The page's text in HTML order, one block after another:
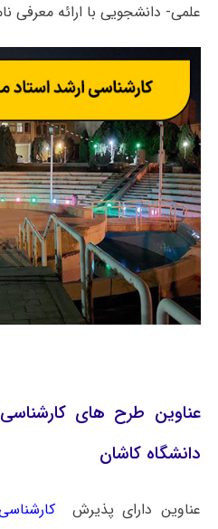
علمی- دانشجویی با ارائه معرفی
دانشگاه کاشان
عناوین دارای پذیرش